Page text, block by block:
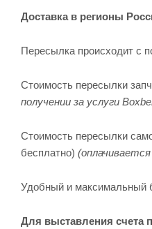
Доставка в регионы
Пересылка происходит с
Стоимость пересылки
получении за услуги
Стоимость пересылки
бесплатно) (оплачивается
Удобный и максимальный
Для выставления счета